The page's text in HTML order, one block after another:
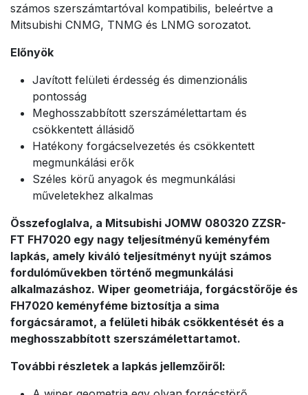
számos szerszámtartóval kompatibilis, beleértve a
Mitsubishi CNMG, TNMG és LNMG sorozatot.
Előnyök
Javított felületi érdesség és dimenzionális
pontosság
Meghosszabbított szerszámélettartam és
csökkentett állásidő
Hatékony forgácselvezetés és csökkentett
megmunkálási erők
Széles körű anyagok és megmunkálási
műveletekhez alkalmas
Összefoglalva, a Mitsubishi JOMW 080320 ZZSR-
FT FH7020 egy nagy teljesítményű keményfém
lapkás, amely kiváló teljesítményt nyújt számos
fordulóművekben történő megmunkálási
alkalmazáshoz. Wiper geometriája, forgácstörője és
FH7020 keményféme biztosítja a sima
forgácsáramot, a felületi hibák csökkentését és a
meghosszabbított szerszámélettartamot.
További részletek a lapkás jellemzőiről: